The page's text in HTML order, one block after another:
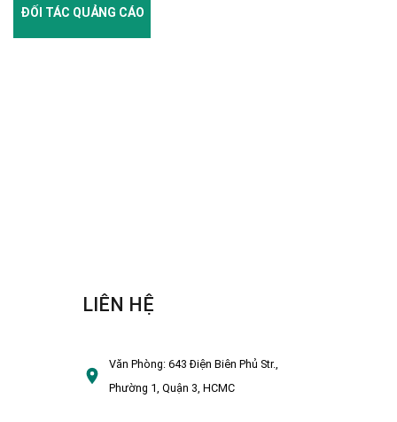
ĐỐI TÁC QUẢNG CÁO
LIÊN HỆ
Văn Phòng:643 Điện Biên Phủ Str.,
Phường 1, Quận 3, HCMC